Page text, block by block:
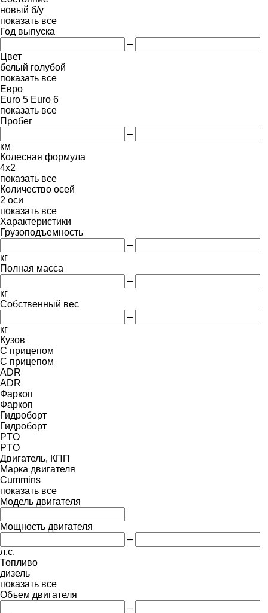
новый б/у
показать все
Год выпуска
–
Цвет
белый голубой
показать все
Евро
Euro 5 Euro 6
показать все
Пробег
–
км
Колесная формула
4x2
показать все
Количество осей
2 оси
показать все
Характеристики
Грузоподъемность
–
кг
Полная масса
–
кг
Собственный вес
–
кг
Кузов
С прицепом
С прицепом
ADR
ADR
Фаркоп
Фаркоп
Гидроборт
Гидроборт
PTO
PTO
Двигатель, КПП
Марка двигателя
Cummins
показать все
Модель двигателя
Мощность двигателя
–
л.с.
Топливо
дизель
показать все
Объем двигателя
–